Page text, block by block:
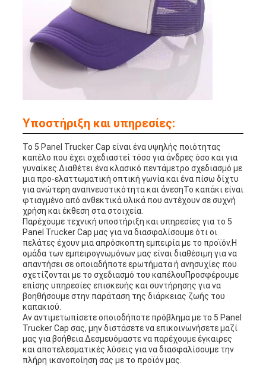
Υποστήριξη και υπηρεσίες:
Το 5 Panel Trucker Cap είναι ένα υψηλής ποιότητας
καπέλο που έχει σχεδιαστεί τόσο για άνδρες όσο και για
γυναίκες.Διαθέτει ένα κλασικό πεντάμετρο σχεδιασμό με
μια προ-ελαττωματική οπτική γωνία και ένα πίσω δίχτυ
για ανώτερη αναπνευστικότητα και άνεσηΤο καπάκι είναι
φτιαγμένο από ανθεκτικά υλικά που αντέχουν σε συχνή
χρήση και έκθεση στα στοιχεία.
Παρέχουμε τεχνική υποστήριξη και υπηρεσίες για το 5
Panel Trucker Cap μας για να διασφαλίσουμε ότι οι
πελάτες έχουν μια απρόσκοπτη εμπειρία με το προϊόν.Η
ομάδα των εμπειρογνωμόνων μας είναι διαθέσιμη για να
απαντήσει σε οποιαδήποτε ερωτήματα ή ανησυχίες που
σχετίζονται με το σχεδιασμό του καπέλουΠροσφέρουμε
επίσης υπηρεσίες επισκευής και συντήρησης για να
βοηθήσουμε στην παράταση της διάρκειας ζωής του
καπακιού.
Αν αντιμετωπίσετε οποιοδήποτε πρόβλημα με το 5 Panel
Trucker Cap σας, μην διστάσετε να επικοινωνήσετε μαζί
μας για βοήθεια.Δεσμευόμαστε να παρέχουμε έγκαιρες
και αποτελεσματικές λύσεις για να διασφαλίσουμε την
πλήρη ικανοποίηση σας με το προϊόν μας.